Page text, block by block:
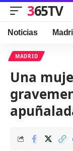
365TV
Noticias
MADRID
Una